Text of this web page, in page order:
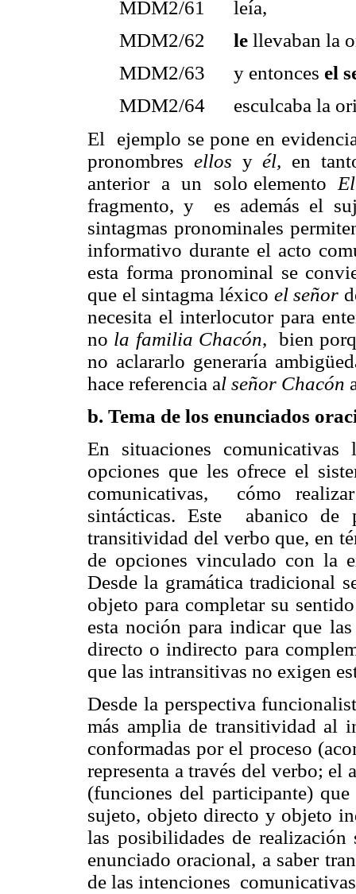
MDM2/61 leía,
MDM2/62 le llevaban la
MDM2/63 y entonces el
MDM2/64 esculcaba la
El ejemplo se pone en
pronombres ellos yél, en
anterior a un solo elemento
fragmento, y es además el
sintagmas pronominales
informativo durante el acto
esta forma pronominal se
que el sintagma léxico el señor
necesita el interlocutor para
no la familia Chacón, bien
no aclararlo generaría
hace referencia al señor Chacón
b. Tema de los enunciados
En situaciones
opciones que les ofrece el
comunicativas, cómo
sintácticas. Este abanico de
transitividad del verbo que, en
de opciones vinculado con la
Desde la gramática tradicional
objeto para completar su
esta noción para indicar que
directo o indirecto para
que las intransitivas no exigen
Desde la perspectiva
más amplia de transitividad al
conformadas por el proceso
representa a través del verbo;
(funciones del participante)
sujeto, objeto directo y objeto
las posibilidades de
enunciado oracional, a saber
de las intenciones